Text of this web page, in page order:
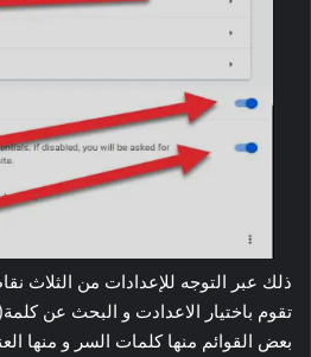
ذلك عبر التوجه للإعدادات من الثلاث
بعض القوائم منها كلمات السر و منها